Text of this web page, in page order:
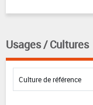
Usages / Cultures